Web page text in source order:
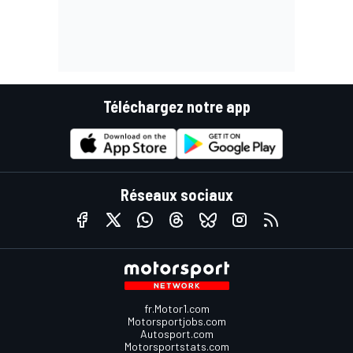
Téléchargez notre app
Réseaux sociaux
fr.Motor1.com
Motorsportjobs.com
Autosport.com
Motorsportstats.com